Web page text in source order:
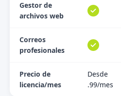
Gestor de
archivos web
Correos
profesionales
Precio de
licencia/mes
Desde
.99/mes